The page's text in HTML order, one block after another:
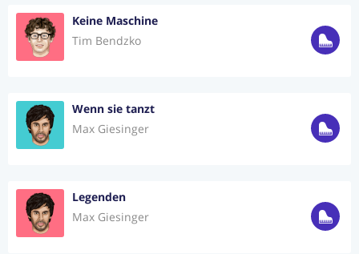
Keine Maschine
Tim Bendzko
Wenn sie tanzt
Max Giesinger
Legenden
Max Giesinger